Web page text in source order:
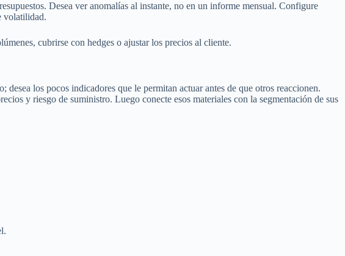
Desea ver anomalías al instante, no en un informe mensual. Configure
volatilidad.
cubrirse con hedges o ajustar los precios al cliente.
los pocos indicadores que le permitan actuar antes de que otros reaccionen.
y riesgo de suministro. Luego conecte esos materiales con la segmentación de sus